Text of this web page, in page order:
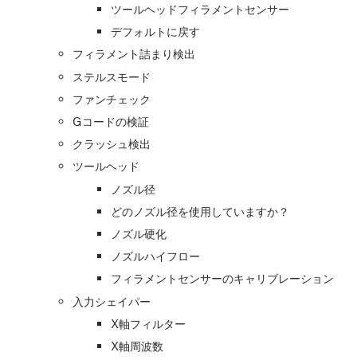
ツールヘッドフィラメントセンサー
デフォルトに戻す
フィラメント詰まり検出
ステルスモード
ファンチェック
Gコードの検証
クラッシュ検出
ツールヘッド
ノズル径
どのノズル径を使用していますか？
ノズル硬化
ノズルハイフロー
フィラメントセンサーのキャリブレーション
入力シェイパー
X軸フィルター
X軸周波数